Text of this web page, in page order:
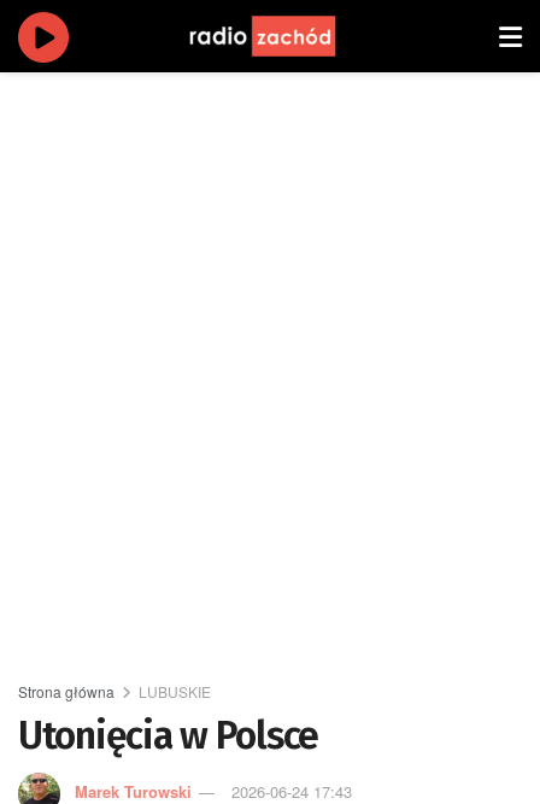
Strona główna LUBUSKIE
Utonięcia w Polsce
Marek Turowski 2026-06-24 17:43